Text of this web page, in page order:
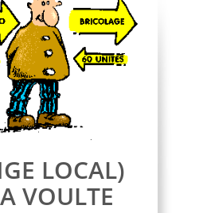
LOCAL)
VOULTE